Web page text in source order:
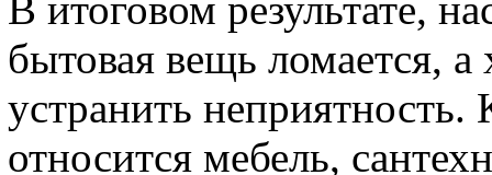
бытовая вещь ломается, а
устранить
относится мебель,